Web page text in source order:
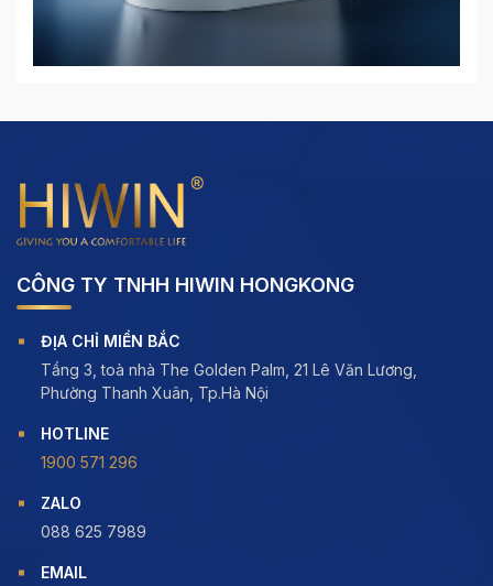
CÔNG TY TNHH HIWIN HONGKONG
ĐỊA CHỈ MIỀN BẮC
Tầng 3, toà nhà The Golden Palm, 21 Lê Văn Lương,
Phường Thanh Xuân, Tp.Hà Nội
HOTLINE
1900 571 296
ZALO
088 625 7989
EMAIL